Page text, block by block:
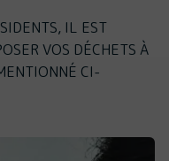
IL EST
VOS DÉCHETS À
CI-